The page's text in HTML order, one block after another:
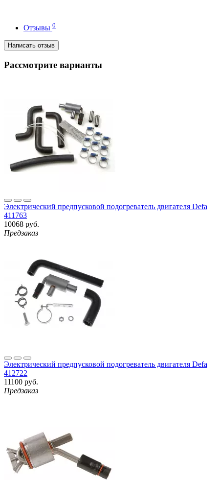
Отзывы 0
Написать отзыв
Рассмотрите варианты
Электрический предпусковой подогреватель двигателя Defa
411763
10068 руб.
Предзаказ
Электрический предпусковой подогреватель двигателя Defa
412722
11100 руб.
Предзаказ